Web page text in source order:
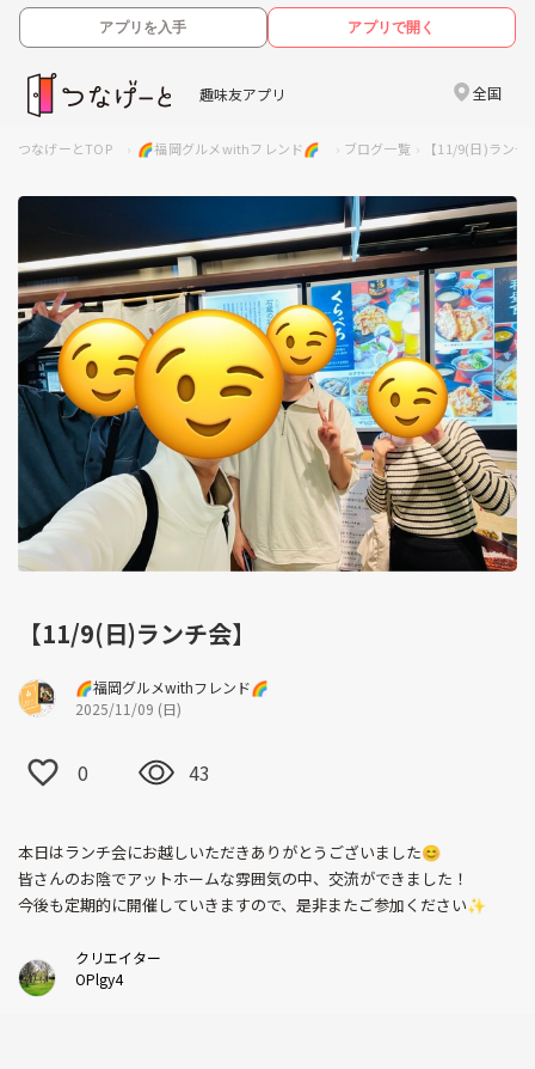
アプリを入手 アプリで開く
趣味友アプリ 全国
つなげーとTOP 🌈福岡グルメwithフレンド🌈 ブログ一覧 【11/9(日)ランチ
【11/9(日)ランチ会】
🌈福岡グルメwithフレンド🌈
2025/11/09 (日)
0 43
本日はランチ会にお越しいただきありがとうございました😊
皆さんのお陰でアットホームな雰囲気の中、交流ができました！
今後も定期的に開催していきますので、是非またご参加ください✨
クリエイター
OPlgy4